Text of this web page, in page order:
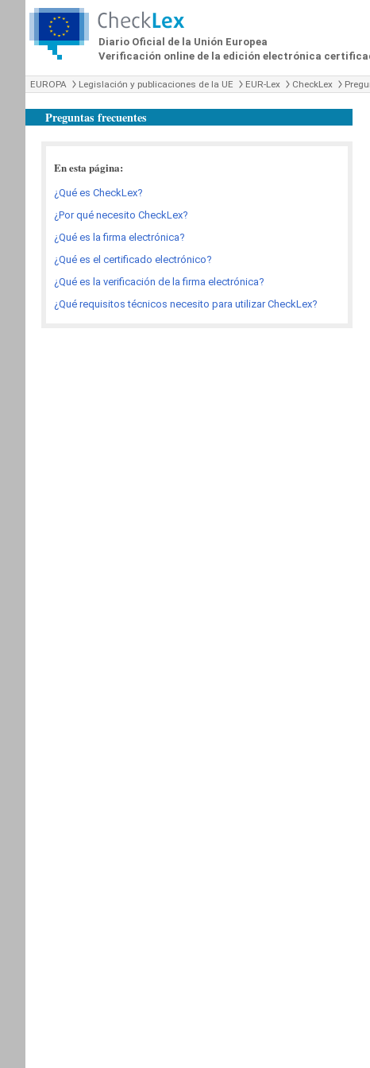
Diario Oficial de la Unión Europea
Verificación online de la edición electrónica
EUROPA Legislación y publicaciones de la UE EUR-Lex CheckLex
Preguntas frecuentes
En esta página:
¿Qué es CheckLex?
¿Por qué necesito CheckLex?
¿Qué es la firma electrónica?
¿Qué es el certificado electrónico?
¿Qué es la verificación de la firma electrónica?
¿Qué requisitos técnicos necesito para utilizar CheckLex?